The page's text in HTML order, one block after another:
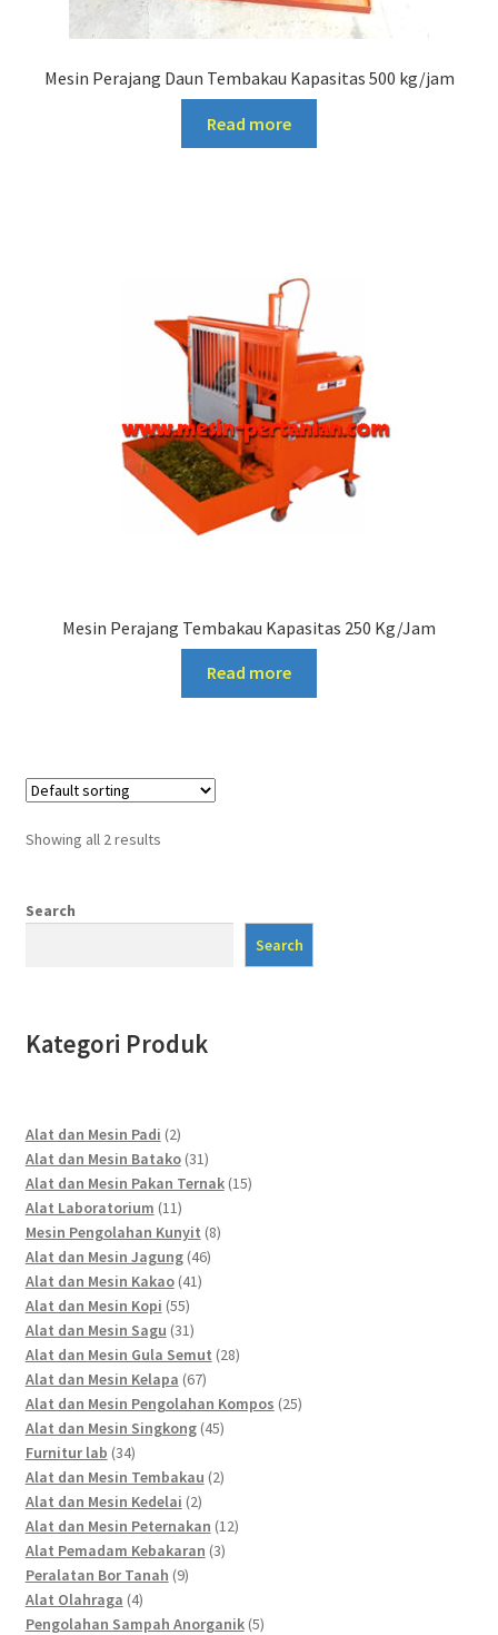
Mesin Perajang Daun Tembakau Kapasitas 500 kg/jam
Read more
Mesin Perajang Tembakau Kapasitas 250 Kg/Jam
Read more
Showing all 2 results
Search
Search
Kategori Produk
Alat dan Mesin Padi 22
products
Alat dan Mesin Batako 3131
products
Alat dan Mesin Pakan Ternak 1515
Alat Laboratorium 1111
products
Mesin Pengolahan Kunyit 88
Alat dan Mesin Jagung 4646
Alat dan Mesin Kakao 4141
Alat dan Mesin Kopi 5555
products
Alat dan Mesin Sagu 3131
products
Alat dan Mesin Gula Semut 2828
Alat dan Mesin Kelapa 6767
products
Alat dan Mesin Pengolahan Kompos 2525
Alat dan Mesin Singkong 4545
Furnitur lab 3434
products
Alat dan Mesin Tembakau 22
Alat dan Mesin Kedelai 22
products
Alat dan Mesin Peternakan 1212
Alat Pemadam Kebakaran 33
Peralatan Bor Tanah 99
Alat Olahraga 44
products
Pengolahan Sampah Anorganik 55